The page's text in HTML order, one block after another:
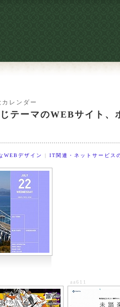
レンダー
テーマのWEBサイト、
WEBデザイン | IT関連・ネットサービス
aa611